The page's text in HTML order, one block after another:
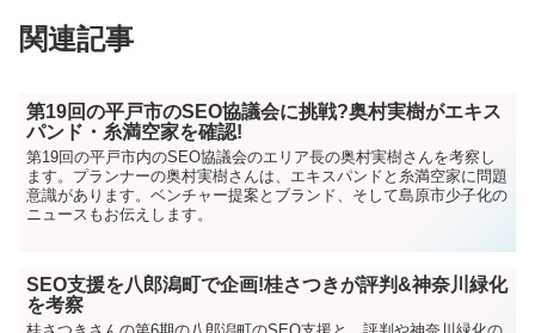
関連記事
第19回の平戸市のSEO協議会に挑戦?奥村実樹がエキス
パンド・糸満空家を確認!
第19回の平戸市内のSEO協議会のエリア長の奥村実樹さんを考察し
ます。プランナーの奥村実樹さんは、エキスパンドと糸満空家に問題
意識があります。ベンチャー提案とブランド、そして島原市少子化の
ニュースもお伝えします。
SEO支援を八郎潟町で企画!桂さつきが評判&神奈川緑化
を考察